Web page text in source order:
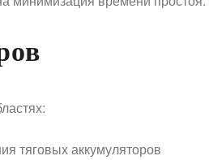
тяговых аккумуляторов